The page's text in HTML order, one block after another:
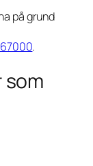
på grund
.
som